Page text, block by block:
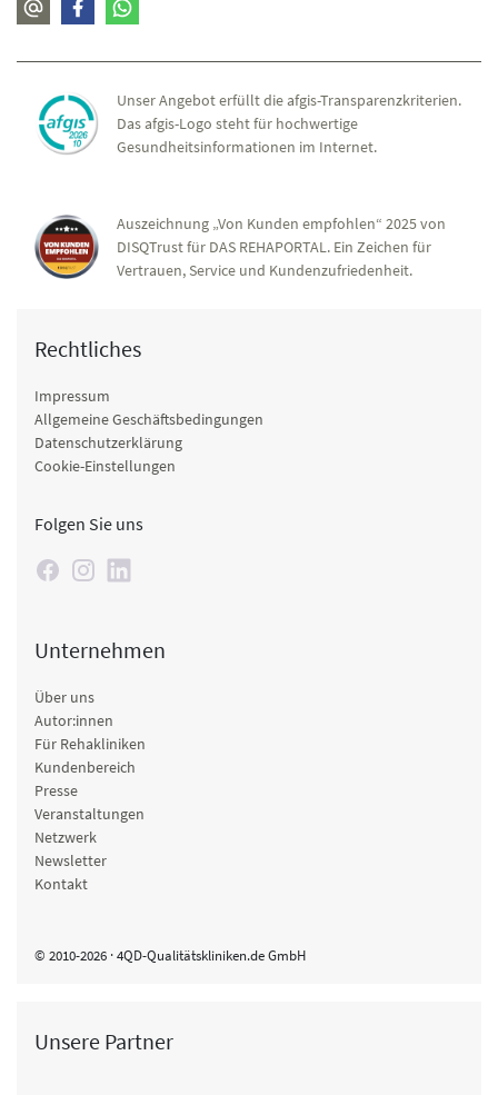
Unser Angebot erfüllt die afgis-Transparenzkriterien.
Das afgis-Logo steht für hochwertige
Gesundheitsinformationen im Internet.
Auszeichnung „Von Kunden empfohlen“ 2025 von
DISQTrust für DAS REHAPORTAL. Ein Zeichen für
Vertrauen, Service und Kundenzufriedenheit.
Rechtliches
Impressum
Allgemeine Geschäftsbedingungen
Datenschutzerklärung
Cookie-Einstellungen
Folgen Sie uns
Unternehmen
Über uns
Autor:innen
Für Rehakliniken
Kundenbereich
Presse
Veranstaltungen
Netzwerk
Newsletter
Kontakt
© 2010-2026 · 4QD-Qualitätskliniken.de GmbH
Unsere Partner